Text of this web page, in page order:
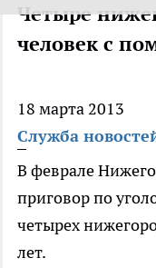
Четыре
человек с
18 марта 2013
Служба
В феврале
приговор по
четырех
лет.